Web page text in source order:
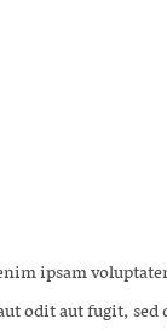
ipsam
odit aut fugit,